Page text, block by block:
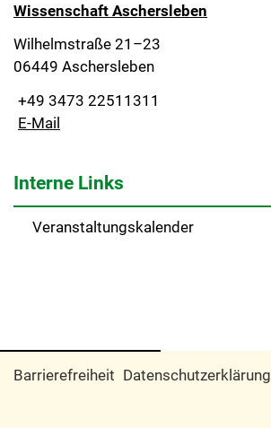
Wissenschaft Aschersleben
Wilhelmstraße 21–23
06449 Aschersleben
+49 3473 22511311
E-Mail
Interne Links
Veranstaltungskalender
Barrierefreiheit Datenschutzerklärung